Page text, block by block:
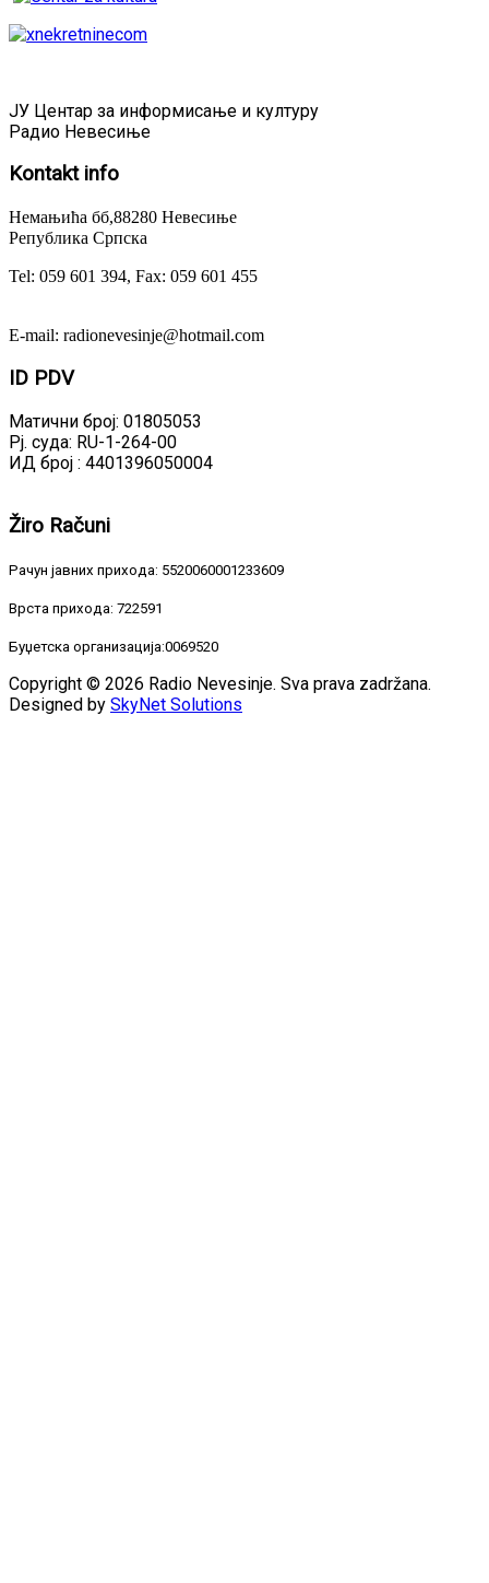
ЈУ Центар за информисање и културу
Радио Невесиње
Kontaktinfo
Немањића бб,88280 Невесиње
Република Српска
Tel: 059 601 394, Fax: 059 601 455
E-mail: radionevesinje@hotmail.com
ID PDV
Матични број: 01805053
Рј. суда: RU-1-264-00
ИД број : 4401396050004
Žiro Računi
Рачун јавних прихода: 5520060001233609
Врста прихода: 722591
Буџетска организација:0069520
Copyright © 2026 Radio Nevesinje. Sva prava zadržana.
Designed by SkyNet Solutions